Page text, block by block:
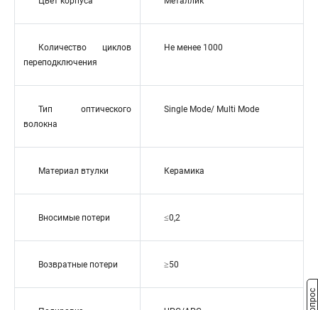
Количество циклов
переподключения
Не менее 1000
Тип оптического
волокна
Single Mode/ Multi Mode
Материал втулки Керамика
Вносимые потери ≤0,2
Возвратные потери ≥50